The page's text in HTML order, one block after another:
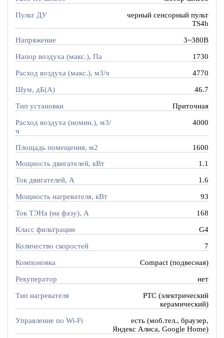
Пульт ДУ
черный сенсорный пульт
TS4b
Напряжение 3~380В
Напор воздуха (макс.), Па 1730
Расход воздуха (макс.), м3/ч 4770
Шум, дБ(А) 46.7
Тип установки Приточная
Расход воздуха (номин.), м3/
ч
4000
Площадь помещения, м2 1600
Мощность двигателей, кВт 1.1
Ток двигателей, А 1.6
Мощность нагревателя, кВт 93
Ток ТЭНа (на фазу), А 168
Класс фильтрации G4
Количество скоростей 7
Компоновка Compact (подвесная)
Рекуператор нет
Тип нагревателя
PTC (электрический
керамический)
Управление по Wi-Fi
есть (моб.тел., браузер,
Яндекс Алиса, Google Home)